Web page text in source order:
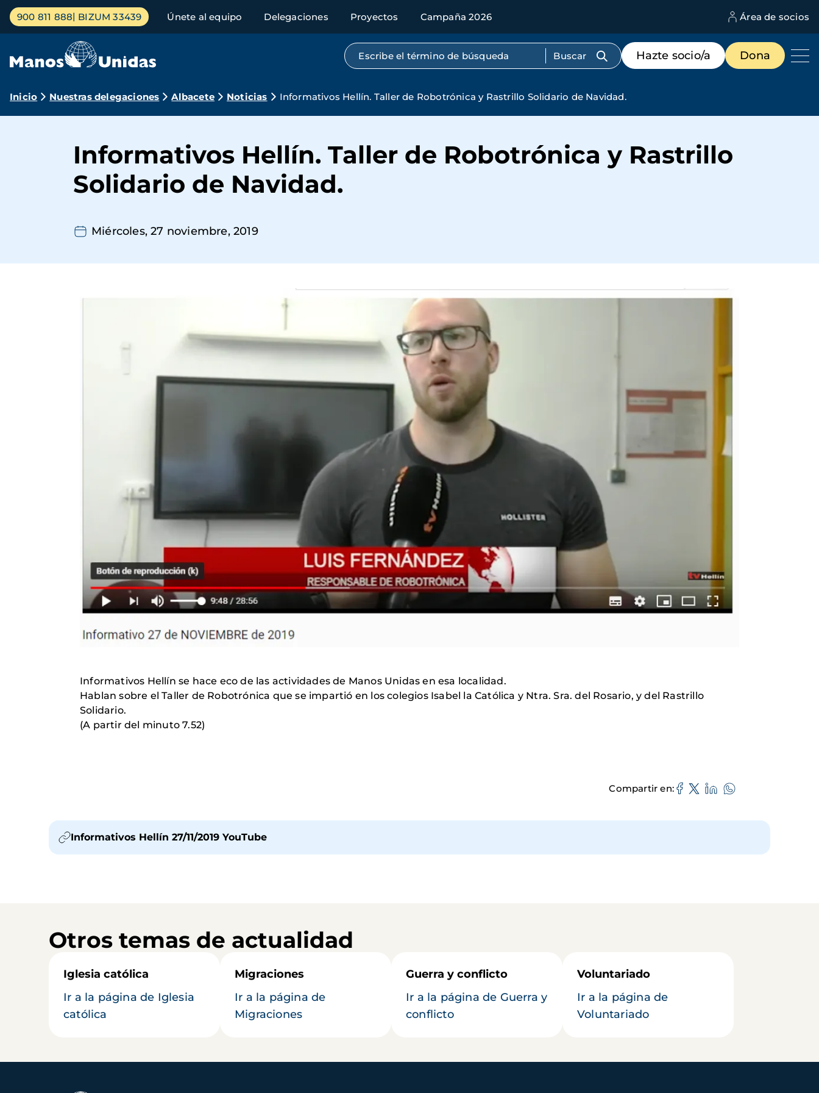
Pasar
contenido
Menú
principal
900 811 888 BIZUM 33439 Únete al equipo Delegaciones Proyectos Campaña 2026 Área de socios
Búsqueda por texto completo
Menú
de
destacados
Hazte socio/a Dona
Ruta
navegación
Inicio Nuestras delegaciones Albacete Noticias Informativos Hellín. Taller de Robotrónica y Rastrillo Solidario de Navidad.
Informativos Hellín. Taller de Robotrónica y Rastrillo
Solidario de Navidad.
Miércoles, 27 noviembre, 2019
Informativos Hellín se hace eco de las actividades de Manos Unidas en esa localidad.
Hablan sobre el Taller de Robotrónica que se impartió en los colegios Isabel la Católica y Ntra. Sra. del Rosario, y del Rastrillo
Solidario.
(A partir del minuto 7.52)
Compartir en
Informativos Hellín 27/11/2019 YouTube
Otros temas de actualidad
Iglesia católica
Ir a la página de Iglesia
católica
Migraciones
Ir a la página de
Migraciones
Guerra y conflicto
Ir a la página de Guerra y
conflicto
Voluntariado
Ir a la página de
Voluntariado